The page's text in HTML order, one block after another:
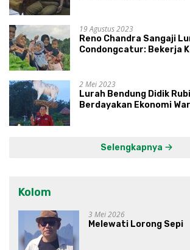
19 Agustus 2023
Reno Chandra Sangaji
Condongcatur: Bekerja
2 Mei 2023
Lurah Bendung Didik
Berdayakan Ekonomi
Selengkapnya
Kolom
3 Mei 2026
Melewati Lorong Sepi